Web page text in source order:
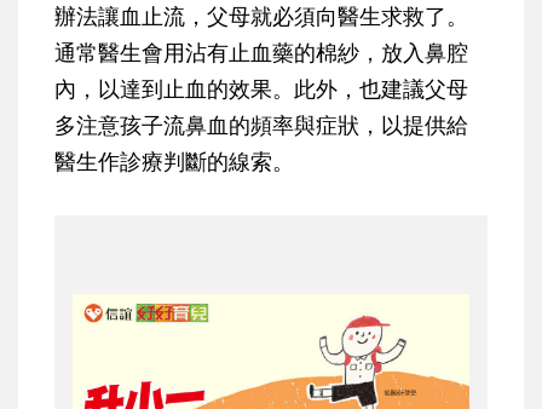
辦法讓血止流，父母就必須向醫生求救了。
通常醫生會用沾有止血藥的棉紗，放入鼻腔
內，以達到止血的效果。此外，也建議父母
多注意孩子流鼻血的頻率與症狀，以提供給
醫生作診療判斷的線索。